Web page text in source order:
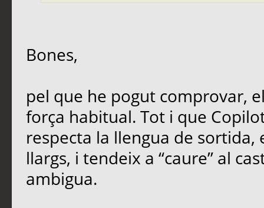
Bones,
pel que he pogut comprovar,
força habitual. Tot i que
respecta la llengua de
llargs, i tendeix a “caure” al
ambigua.